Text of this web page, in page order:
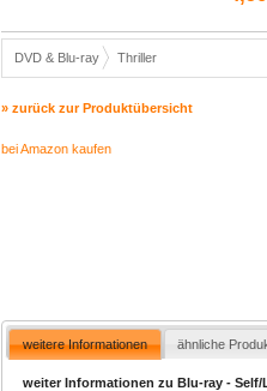
DVD & Blu-ray Thriller
» zurück zur Produktübersicht
bei Amazon kaufen
weitere Informationen ähnliche
weiter Informationen zu Blu-ray - Self/